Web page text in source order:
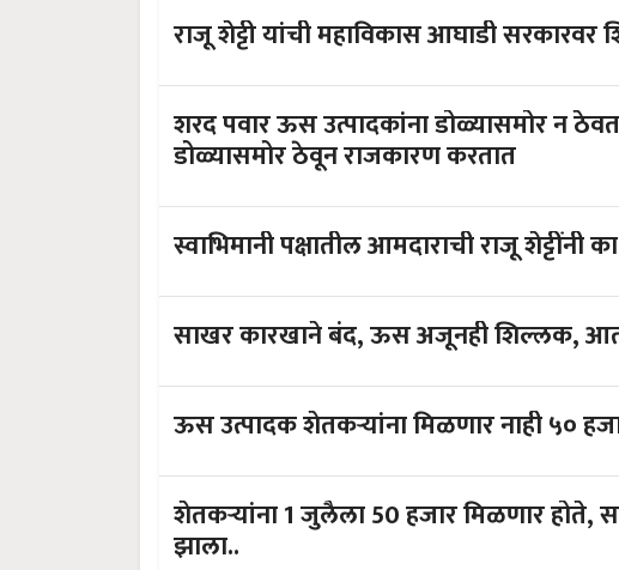
राजू शेट्टी यांची महाविकास आघाडी
शरद पवार ऊस उत्पादकांना डोळ्यासमोर न
डोळ्यासमोर ठेवून राजकारण करतात
स्वाभिमानी पक्षातील आमदाराची राजू शेट्टींनी
साखर कारखाने बंद, ऊस अजूनही शिल्लक,
ऊस उत्पादक शेतकऱ्यांना मिळणार नाही ५०
शेतकऱ्यांना 1 जुलैला 50 हजार मिळणार
झाला..